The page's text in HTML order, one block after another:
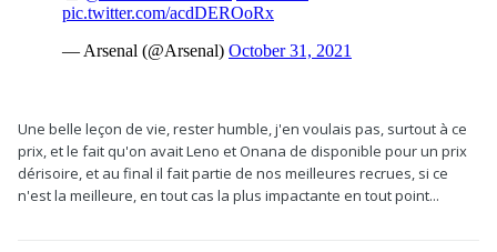
Une belle leçon de vie, rester humble, j'en voulais pas, surtout à ce
prix, et le fait qu'on avait Leno et Onana de disponible pour un prix
dérisoire, et au final il fait partie de nos meilleures recrues, si ce
n'est la meilleure, en tout cas la plus impactante en tout point...